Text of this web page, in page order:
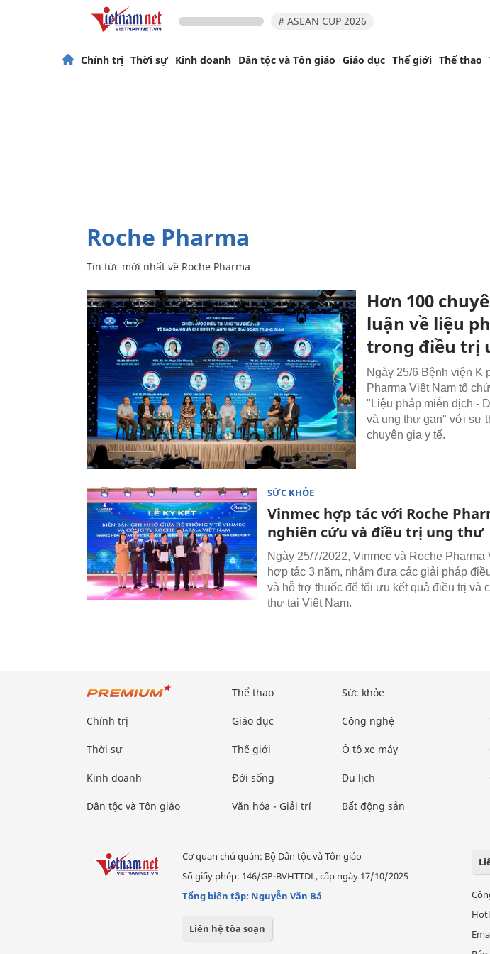
# ASEAN CUP 2026
Chính trị Thời sự Kinh doanh Dân tộc và Tôn giáo Giáo dục Thế giới Thể thao
Roche Pharma
Tin tức mới nhất về Roche Pharma
Hơn 100
luận về liệu
trong điều trị
Ngày 25/6 Bệnh viện K
Pharma Việt Nam tổ
"Liệu pháp miễn dịch -
và ung thư gan" với sự
chuyên gia y tế.
SỨC KHỎE
Vinmec hợp tác với Roche
nghiên cứu và điều trị ung thư
Ngày 25/7/2022, Vinmec và Roche
hợp tác 3 năm, nhằm đưa các giải pháp
và hỗ trợ thuốc để tối ưu kết quả điều trị và
thư tại Việt Nam.
Chính trị
Thời sự
Kinh doanh
Dân tộc và Tôn giáo
Thể thao
Giáo dục
Thế giới
Đời sống
Văn hóa - Giải trí
Sức khỏe
Công nghệ
Ô tô xe máy
Du lịch
Bất động sản
Cơ quan chủ quản: Bộ Dân tộc và Tôn giáo
Số giấy phép: 146/GP-BVHTTDL, cấp ngày 17/10/2025
Tổng biên tập: Nguyễn Văn Bá
Liên hệ tòa soạn